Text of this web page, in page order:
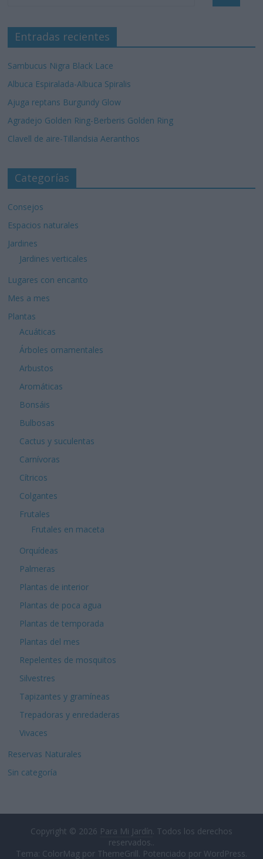
Entradas recientes
Sambucus Nigra Black Lace
Albuca Espiralada-Albuca Spiralis
Ajuga reptans Burgundy Glow
Agradejo Golden Ring-Berberis Golden Ring
Clavell de aire-Tillandsia Aeranthos
Categorías
Consejos
Espacios naturales
Jardines
Jardines verticales
Lugares con encanto
Mes a mes
Plantas
Acuáticas
Árboles ornamentales
Arbustos
Aromáticas
Bonsáis
Bulbosas
Cactus y suculentas
Carnívoras
Cítricos
Colgantes
Frutales
Frutales en maceta
Orquídeas
Palmeras
Plantas de interior
Plantas de poca agua
Plantas de temporada
Plantas del mes
Repelentes de mosquitos
Silvestres
Tapizantes y gramíneas
Trepadoras y enredaderas
Vivaces
Reservas Naturales
Sin categoría
Copyright © 2026 Para Mi Jardín . Todos los derechos
reservados..
Tema: ColorMag por ThemeGrill . Potenciado por WordPress